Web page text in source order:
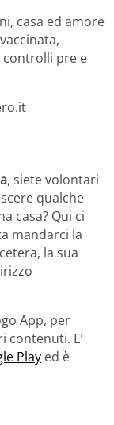
casa ed amore
controlli pre e
, siete volontari
qualche
casa? Qui ci
mandarci la
la sua
App, per
contenuti. E’
Play ed è